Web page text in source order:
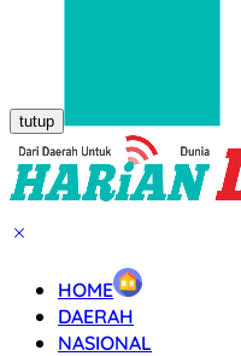
tutup
HOME
DAERAH
NASIONAL